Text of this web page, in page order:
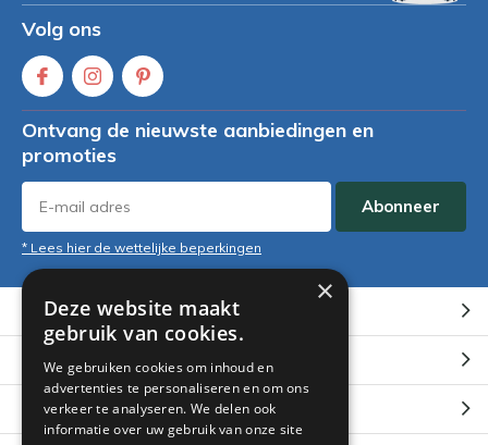
Volg ons
Ontvang de nieuwste aanbiedingen en
promoties
Abonneer
* Lees hier de wettelijke beperkingen
Klantenservice
Mijn account
Categorieën
×
Deze website maakt
gebruik van cookies.
We gebruiken cookies om inhoud en
advertenties te personaliseren en om ons
verkeer te analyseren. We delen ook
informatie over uw gebruik van onze site